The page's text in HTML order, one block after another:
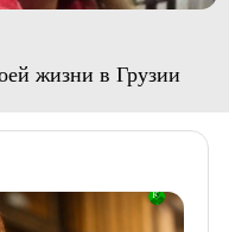
жизни в Грузии